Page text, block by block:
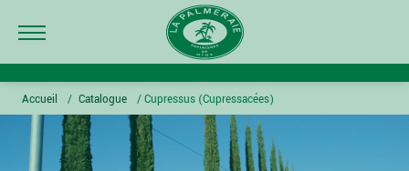
Accueil / Catalogue /Cupressus (Cupressacées)